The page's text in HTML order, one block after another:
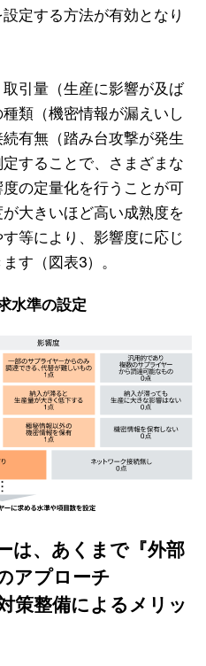
定する方法が有効となり
引量（生産に影響が及ば
類（機密情報が漏えいし
有無（踏み台攻撃が発生
することで、さまざまな
の定量化を行うことが可
大きいほど高い成熟度を
等により、影響度に応じ
す（図表3）。
水準の設定
は、あくまで『外部
アプローチ
策整備によるメリッ